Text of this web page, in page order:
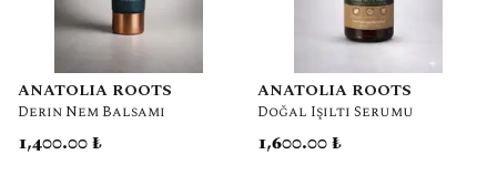
ANATOLIA ROOTS
Derin Nem Balsamı
1,400.00 ₺
ANATOLIA ROOTS
Doğal Işıltı Serumu
1,600.00 ₺